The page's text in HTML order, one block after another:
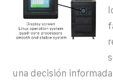
una decisión